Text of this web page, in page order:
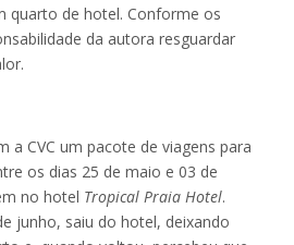
quarto de hotel. Conforme os
da autora resguardar
a CVC um pacote de viagens para
os dias 25 de maio e 03 de
no hotel Tropical Praia Hotel.
junho, saiu do hotel, deixando